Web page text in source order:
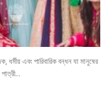
ধর্মীয় এবং পারিবারিক বন্ধন যা মানুষের